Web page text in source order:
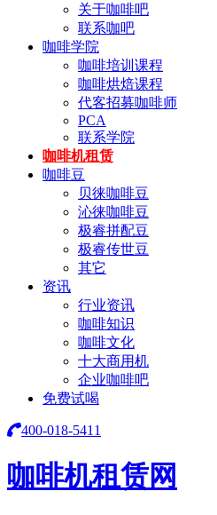
关于咖啡吧
联系咖吧
咖啡学院
咖啡培训课程
咖啡烘焙课程
代客招募咖啡师
PCA
联系学院
咖啡机租赁
咖啡豆
贝徕咖啡豆
沁徕咖啡豆
极睿拼配豆
极睿传世豆
其它
资讯
行业资讯
咖啡知识
咖啡文化
十大商用机
企业咖啡吧
免费试喝
400-018-5411
咖啡机租赁网